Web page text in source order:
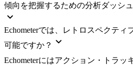
傾向を把握するための分析ダッシ
Echometerでは、レトロスペクティ
可能ですか？
Echometerにはアクション・トラッ